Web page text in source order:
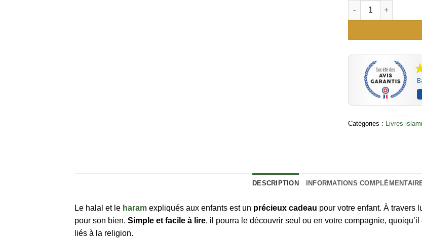
quantité de Le halal
Catégories : Livres
DESCRIPTION INFORMATIONS
Le halal et le haram expliqués aux enfants est un précieux cadeau pour votre enfant. À travers
pour son bien. Simple et facile à lire, il pourra le découvrir seul ou en votre compagnie,
liés à la religion.